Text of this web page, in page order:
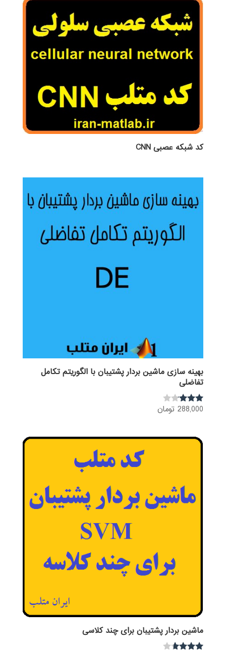
کد شبکه عصبی CNN
بهینه سازی ماشین بردار پشتیبان با الگوریتم تکامل
تفاضلی
نمره
288,000 تومان
ماشین بردار پشتیبان برای چند کلاسی